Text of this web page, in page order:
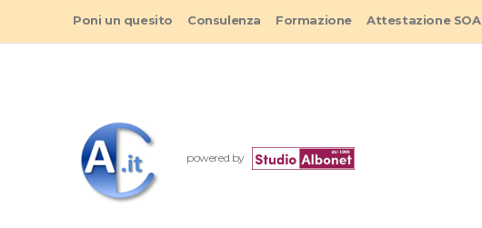
Poni un quesito Consulenza Formazione Attestazione SOA
powered by